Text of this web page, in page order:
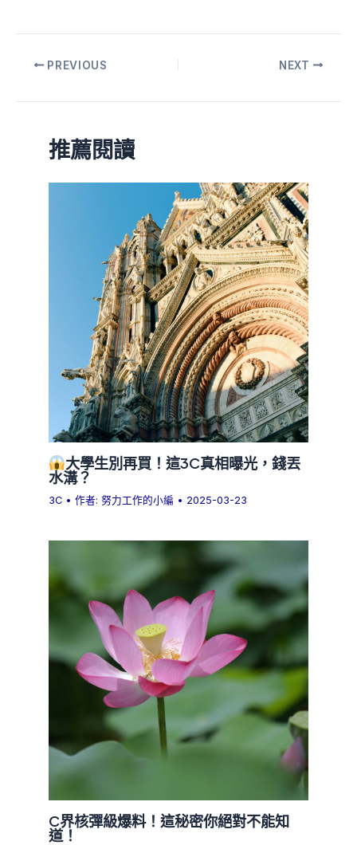
PREVIOUS NEXT
推薦閱讀
大學生別再買！這3C真相曝光，錢丟
水溝？
3C • 作者:努力工作的小編 • 2025-03-23
C界核彈級爆料！這秘密你絕對不能知
道！